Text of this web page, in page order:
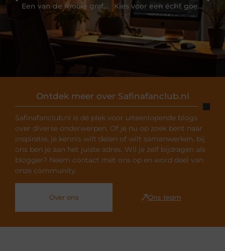
Ontdek meer over Safinafanclub.nl
Safinafanclub.nl is dé plek voor uiteenlopende blogs
over diverse onderwerpen. Of je nu op zoek bent naar
inspiratie, je kennis wilt delen of wilt samenwerken, bij
ons ben je aan het juiste adres. Wil je zelf bijdragen als
blogger? Neem contact met ons op en word deel van
onze community.
Over ons Ons team
Een van de mooie grafstenen in Emmen uitzoeken Kies voor een écht goed schildersbedrijf in Hengelo